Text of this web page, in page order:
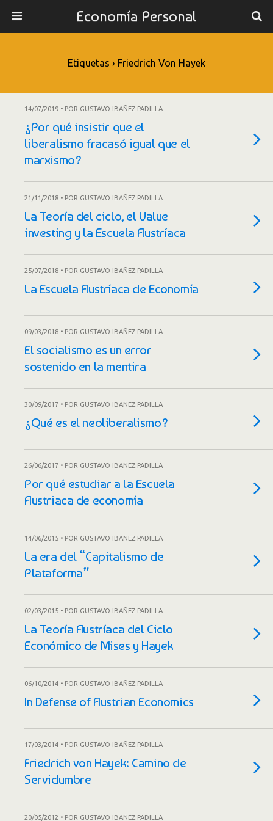
Economía Personal
Etiquetas › Friedrich Von Hayek
14/07/2019 • POR GUSTAVO IBAÑEZ PADILLA
¿Por qué insistir que el
liberalismo fracasó igual que el
marxismo?
21/11/2018 • POR GUSTAVO IBAÑEZ PADILLA
La Teoría del ciclo, el Value
investing y la Escuela Austríaca
25/07/2018 • POR GUSTAVO IBAÑEZ PADILLA
La Escuela Austríaca de Economía
09/03/2018 • POR GUSTAVO IBAÑEZ PADILLA
El socialismo es un error
sostenido en la mentira
30/09/2017 • POR GUSTAVO IBAÑEZ PADILLA
¿Qué es el neoliberalismo?
26/06/2017 • POR GUSTAVO IBAÑEZ PADILLA
Por qué estudiar a la Escuela
Austriaca de economía
14/06/2015 • POR GUSTAVO IBAÑEZ PADILLA
La era del “Capitalismo de
Plataforma”
02/03/2015 • POR GUSTAVO IBAÑEZ PADILLA
La Teoría Austríaca del Ciclo
Económico de Mises y Hayek
06/10/2014 • POR GUSTAVO IBAÑEZ PADILLA
In Defense of Austrian Economics
17/03/2014 • POR GUSTAVO IBAÑEZ PADILLA
Friedrich von Hayek: Camino de
Servidumbre
20/05/2012 • POR GUSTAVO IBAÑEZ PADILLA